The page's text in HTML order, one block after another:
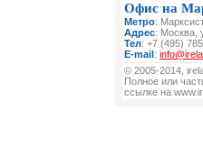
Офис на
Метро:
Адрес: Москва,
Тел: +7 (495)
E-mail:
© 2005-2014,
Полное или
ссылке на